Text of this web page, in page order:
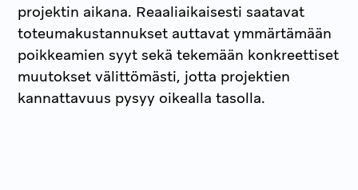
projektin aikana. Reaaliaikaisesti saatavat
toteumakustannukset auttavat ymmärtämään
poikkeamien syyt sekä tekemään konkreettiset
muutokset välittömästi, jotta projektien
kannattavuus pysyy oikealla tasolla.